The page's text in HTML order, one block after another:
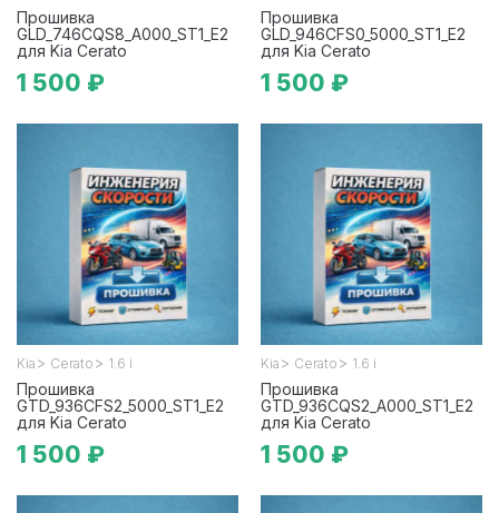
Прошивка
GLD_746CQS8_A000_ST1_E2
для Kia Cerato
1 500 ₽
Прошивка
GLD_946CFS0_5000_ST1_E2
для Kia Cerato
1 500 ₽
Kia > Cerato > 1.6 i
Прошивка
GTD_936CFS2_5000_ST1_E2
для Kia Cerato
1 500 ₽
Kia > Cerato > 1.6 i
Прошивка
GTD_936CQS2_A000_ST1_E2
для Kia Cerato
1 500 ₽